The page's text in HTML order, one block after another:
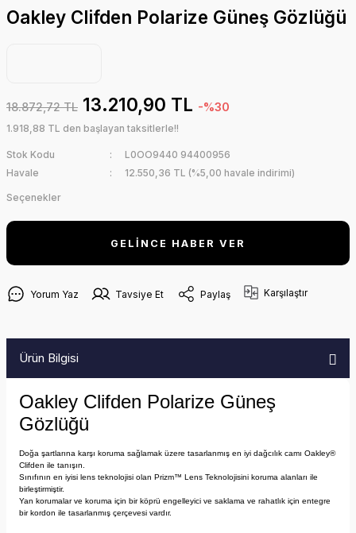
Oakley Clifden Polarize Güneş Gözlüğü
18.872,72 TL 13.210,90 TL -%30
1.918,88 TL den başlayan taksitlerle!!
Stok Kodu
L0OO9440 94400956
Havale
12.550,36 TL (%5,00 havale indirimi)
Seçenekler
GELİNCE HABER VER
Yorum Yaz Tavsiye Et Paylaş Karşılaştır
Ürün Bilgisi
Oakley Clifden Polarize Güneş
Gözlüğü
Doğa şartlarına karşı koruma sağlamak üzere tasarlanmış en iyi dağcılık camı Oakley®
Clifden ile tanışın.
Sınıfının en iyisi lens teknolojisi olan Prizm™ Lens Teknolojisini koruma alanları ile
birleştirmiştir.
Yan korumalar ve koruma için bir köprü engelleyici ve saklama ve rahatlık için entegre
bir kordon ile tasarlanmış çerçevesi vardır.